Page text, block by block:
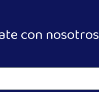
con nosotros